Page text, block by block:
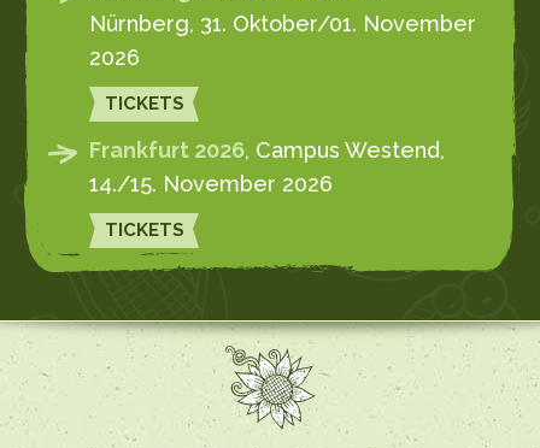
Nürnberg, 31. Oktober/01. November
2026
TICKETS
Frankfurt 2026, Campus Westend,
14./15. November 2026
TICKETS